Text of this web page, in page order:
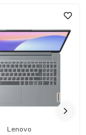
ve Ekran
hızı ve
ile yüksek
hem profesyonel
Lenovo